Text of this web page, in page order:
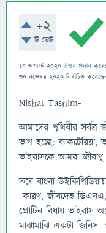
+2
টি ভোট
10 অগাস্ট 2020 উত্তর প্রদান
30 নভেম্বর 2020 নির্বাচিত
Nishat Tasnim-
আমাদের পৃথিবীর সর্বত্র
ভাগ হচ্ছে:
ভাইরাসকে আমরা জীবাণু
তবে বাংলা
কারণ, জীবদেহ
প্রোটিন বিধায়
মাঝামাঝি একটা